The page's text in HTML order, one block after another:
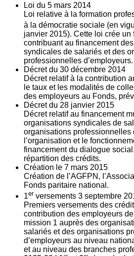
Loi du 5 mars 2014
Loi relative à la formation
à la démocratie sociale (en
janvier 2015). Cette loi crée un
contribuant au financement
syndicales de salariés et des
professionnelles d’employeurs.
Décret du 30 décembre 2014
Décret relatif à la contribution
le taux et les modalités de
des employeurs au Fonds,
Décret du 28 janvier 2015
Décret relatif au financement
organisations syndicales de
organisations professionnelles
l’organisation et le
financement du dialogue
répartition des crédits.
Création le 7 mars 2015
Création de l’AGFPN,
Fonds paritaire national.
1er versements 3 septembre
Premiers versements des
contribution des employeurs
mission 1 auprès des
salariés et des organisations
d’employeurs au niveau
et au niveau des branches